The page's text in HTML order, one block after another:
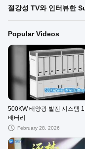
절강성 TV와 인터뷰한
Popular Videos
500KW 태양광 발전 시스템
배터리
February 28, 2026